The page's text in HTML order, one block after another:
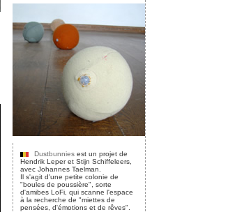
Dustbunnies est un projet de
Hendrik Leper et Stijn Schiffeleers,
avec Johannes Taelman.
Il s'agit d'une petite colonie de
"boules de poussière", sorte
d'amibes LoFi, qui scanne l'espace
à la recherche de "miettes de
pensées, d'émotions et de rêves".